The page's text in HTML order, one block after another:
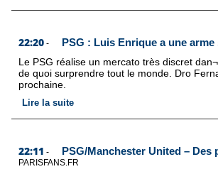
22:20 - PSG : Luis Enrique a une
Le PSG réalise un mercato très discret
de quoi surprendre tout le monde. Dro
prochaine.
Lire la suite
22:11 - PSG/Manchester United –
PARISFANS.FR